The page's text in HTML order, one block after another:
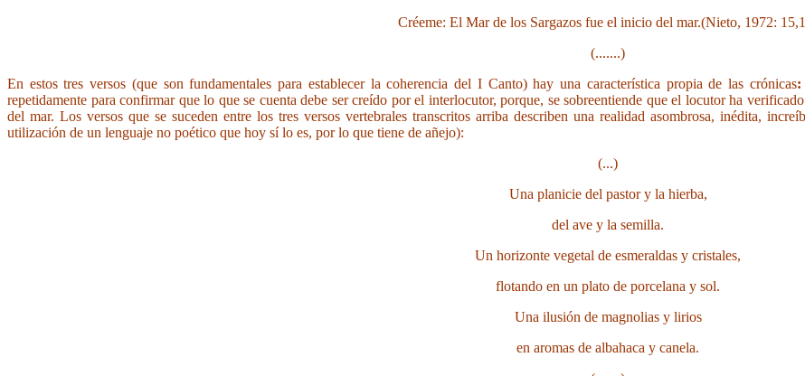
Créeme: El Mar de los Sargazos fue el inicio del mar.(Nieto, 1972:
(.......)
En estos tres versos (que son fundamentales para establecer la coherencia del I Canto) hay una característica propia de las crónicas:
repetidamente para confirmar que lo que se cuenta debe ser creído por el interlocutor, porque, se sobreentiende que el locutor ha
del mar. Los versos que se suceden entre los tres versos vertebrales transcritos arriba describen una realidad asombrosa, inédita,
utilización de un lenguaje no poético que hoy sí lo es, por lo que tiene de añejo):
(...)
Una planicie del pastor y la hierba,
del ave y la semilla.
Un horizonte vegetal de esmeraldas y cristales,
flotando en un plato de porcelana y sol.
Una ilusión de magnolias y lirios
en aromas de albahaca y canela.